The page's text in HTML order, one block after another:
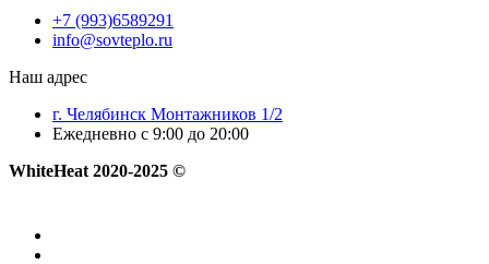
+7 (993)6589291
info@sovteplo.ru
Наш адрес
г. Челябинск Монтажников 1/2
Ежедневно с 9:00 до 20:00
WhiteHeat 2020-2025 ©